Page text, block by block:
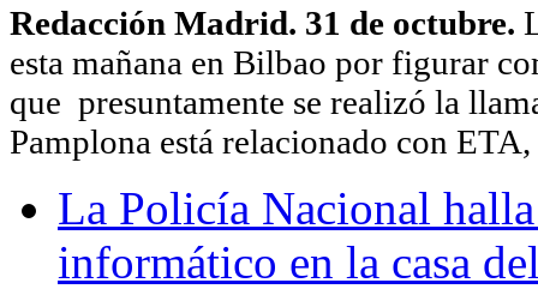
Redacción Madrid. 31 de octubre.
esta mañana en Bilbao por figurar
que presuntamente se realizó la
Pamplona está relacionado con ETA,
La Policía Nacional
informático en la casa